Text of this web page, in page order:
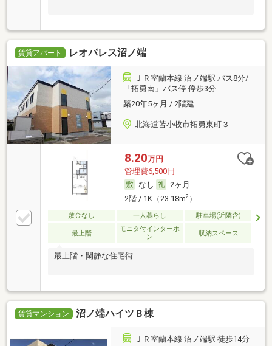
賃貸アパート レオパレス沼ノ端
ＪＲ室蘭本線 沼ノ端駅 バス8分/
「拓勇南」バス停 停歩3分
築20年5ヶ月 / 2階建
北海道苫小牧市拓勇東町３
8.20万円
管理費6,500円
なし
2ヶ月
2階 / 1K（23.18m2）
敷金なし 一人暮らし 駐車場(近隣含)
最上階
モニタ付インターホ
ン
収納スペース
最上階・閑静な住宅街
賃貸マンション 沼ノ端ハイツＢ棟
ＪＲ室蘭本線 沼ノ端駅 徒歩14分